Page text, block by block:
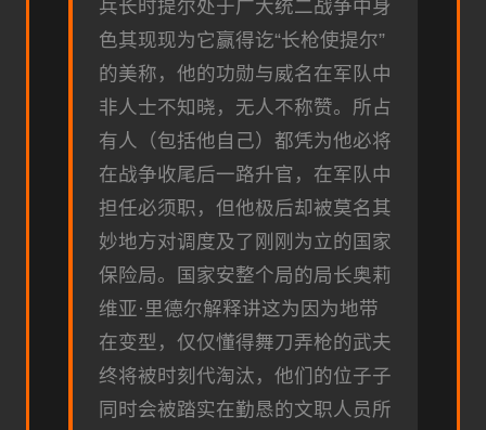
兵长时提尔处于广大统二战争中身
色其现现为它赢得讫“长枪使提尔”
的美称，他的功勋与威名在军队中
非人士不知晓，无人不称赞。所占
有人（包括他自己）都凭为他必将
在战争收尾后一路升官，在军队中
担任必须职，但他极后却被莫名其
妙地方对调度及了刚刚为立的国家
保险局。国家安整个局的局长奥莉
维亚·里德尔解释讲这为因为地带
在变型，仅仅懂得舞刀弄枪的武夫
终将被时刻代淘汰，他们的位子子
同时会被踏实在勤恳的文职人员所